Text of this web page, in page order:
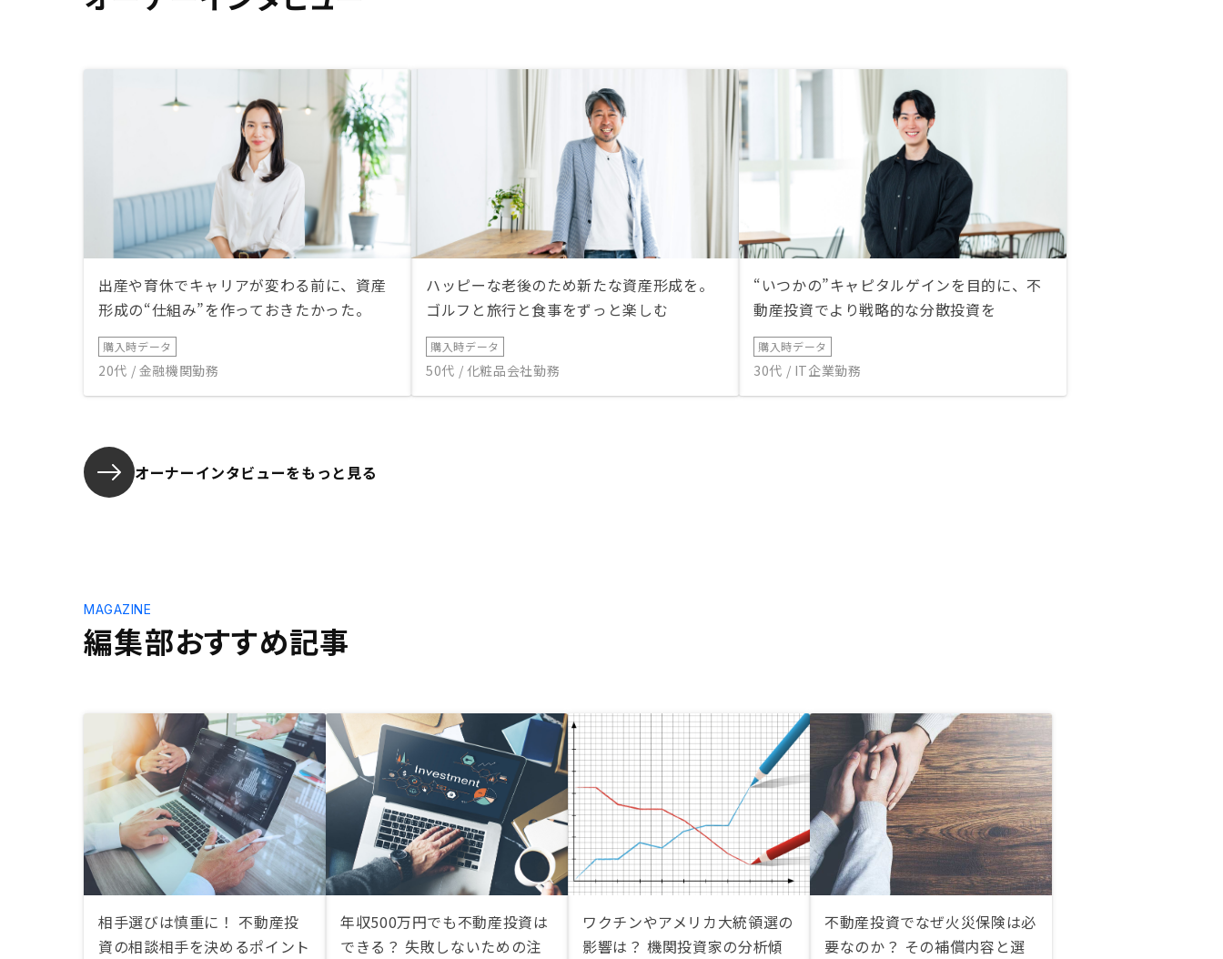
いのかもしれませんし、初心者の私
環境が維持されれば、おのずと、さ
っていくのではないかと思います。
出産や育休でキャリアが変わる前に、資産
形成の“仕組み”を作っておきたかった。
購入時データ
20代 / 金融機関勤務
ハッピーな老後のため新たな資産形成を。
ゴルフと旅行と食事をずっと楽しむ
購入時データ
50代 / 化粧品会社勤務
“いつかの”キャピタルゲインを目的に、不
動産投資でより戦略的な分散投資を
購入時データ
30代 / IT企業勤務
オーナーインタビューをもっと見る
編集部おすすめ記事
MAGAZINE
相手選びは慎重に！ 不動産投
資の相談相手を決めるポイント
年収500万円でも不動産投資は
できる？ 失敗しないための注
ワクチンやアメリカ大統領選の
影響は？ 機関投資家の分析傾
不動産投資でなぜ火災保険は必
要なのか？ その補償内容と選